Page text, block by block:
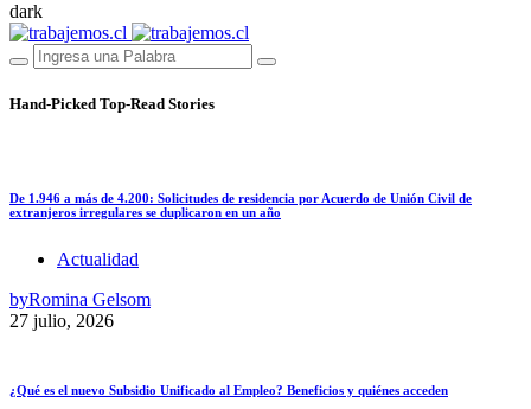
dark
Hand-Picked Top-Read Stories
De 1.946 a más de 4.200: Solicitudes de residencia por Acuerdo de Unión Civil de
extranjeros irregulares se duplicaron en un año
Actualidad
byRomina Gelsom
27 julio, 2026
¿Qué es el nuevo Subsidio Unificado al Empleo? Beneficios y quiénes acceden